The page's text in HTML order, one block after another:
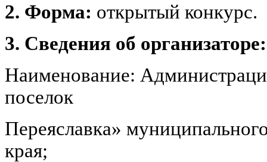
2. Форма: открытый конкурс.
3. Сведения об организаторе:
Наименование:
поселок
Переяславка»
края;